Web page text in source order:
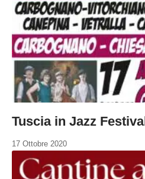
Tuscia in Jazz Festival
17 Ottobre 2020